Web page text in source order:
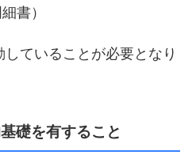
書）
ていることが必要となり
礎を有すること